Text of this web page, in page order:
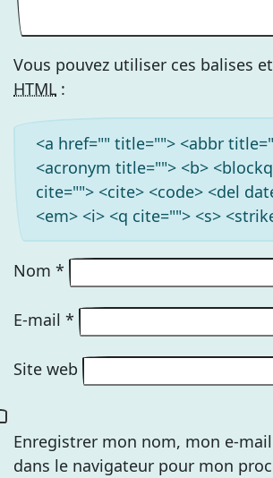
Vous pouvez utiliser ces balises
HTML :
<a href="" title=""> <abbr
<acronym title=""> <b>
cite=""> <cite> <code> <del
<em> <i> <q cite=""> <s>
Nom *
E-mail *
Site web
Enregistrer mon nom, mon e-
dans le navigateur pour mon